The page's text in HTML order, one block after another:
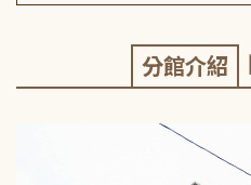
分館介紹